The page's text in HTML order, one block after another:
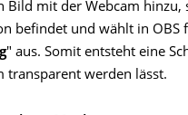
Bild mit der Webcam
befindet und wählt in OBS
" aus. Somit entsteht eine
transparent werden lässt.